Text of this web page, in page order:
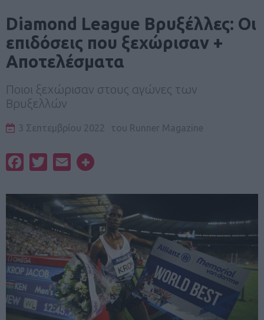
Diamond League Βρυξέλλες: Οι
επιδόσεις που ξεχώρισαν +
Αποτελέσματα
Ποιοι ξεχώρισαν στους αγώνες των
Βρυξελλών
3 Σεπτεμβρίου 2022 του Runner Magazine
FacebookTwitterEmail